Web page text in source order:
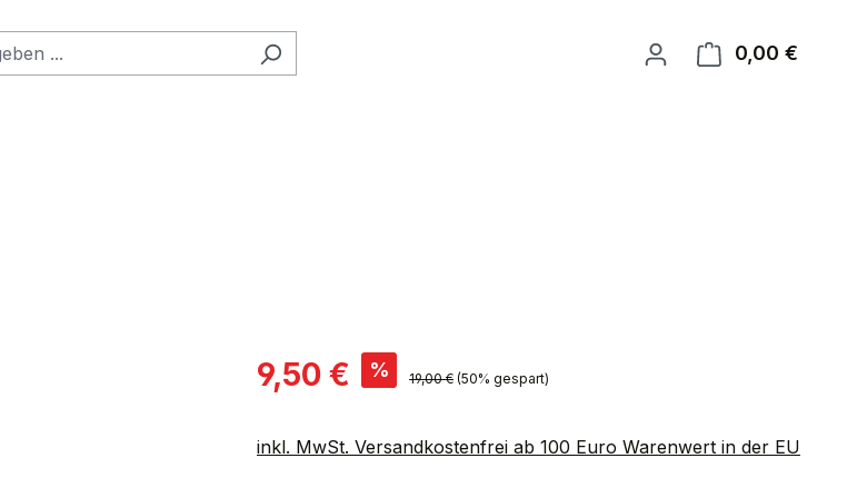
0,00 €
Verkaufspreis:
9,50 € % Regulärer Preis:
19,00 € (50% gespart)
inkl. MwSt. Versandkostenfrei ab 100 Euro Warenwert in der EU